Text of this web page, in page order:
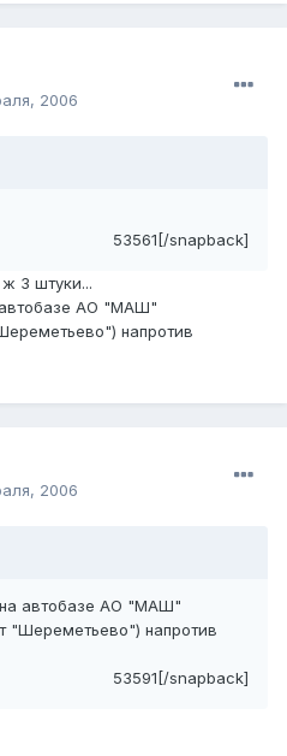
2006
53561[/snapback]
3 штуки...
АО "МАШ"
напротив
2006
автобазе АО "МАШ"
"Шереметьево") напротив
53591[/snapback]